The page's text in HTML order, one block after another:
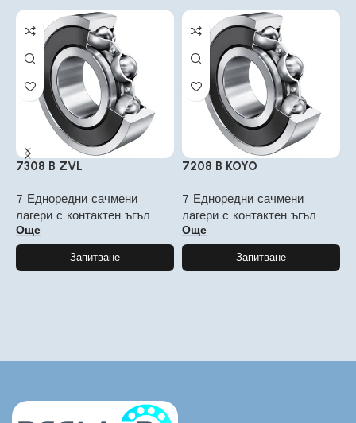
7308 B ZVL
7 Едноредни сачмени
лагери с контактен ъгъл
Още
Запитване
7208 B KOYO
7 Едноредни сачмени
лагери с контактен ъгъл
Още
Запитване